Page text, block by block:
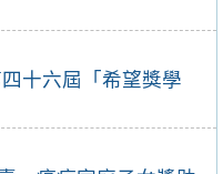
十六屆「希望獎學